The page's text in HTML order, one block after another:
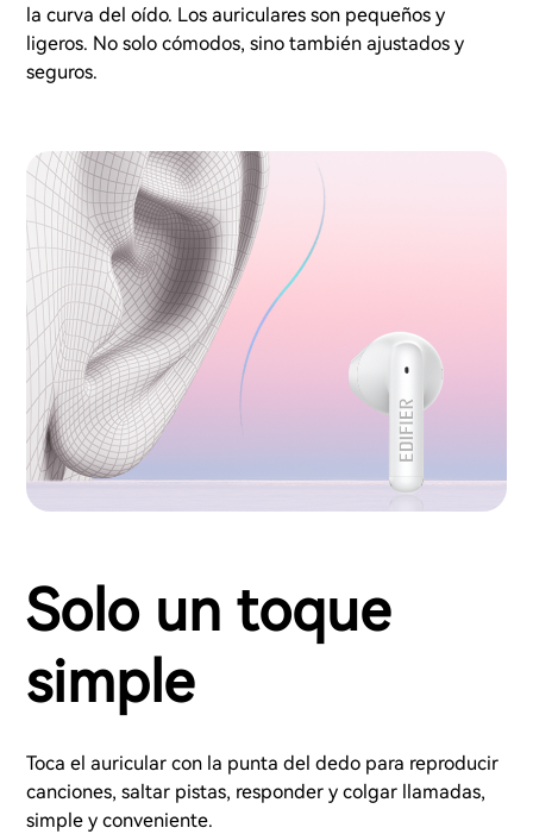
la curva del oído. Los auriculares son pequeños y
ligeros. No solo cómodos, sino también ajustados y
seguros.
Solo un toque
simple
Toca el auricular con la punta del dedo para reproducir
canciones, saltar pistas, responder y colgar llamadas,
simple y conveniente.